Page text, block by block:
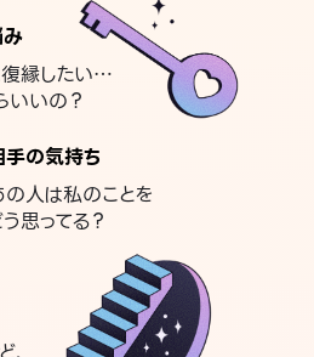
縁したい…
いいの？
手の気持ち
の人は私のことを
思ってる？